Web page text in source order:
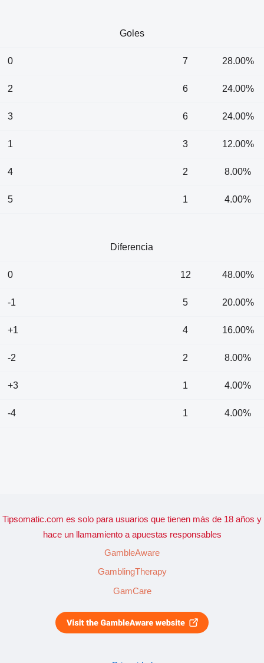
Goles
0 7 28.00%
2 6 24.00%
3 6 24.00%
1 3 12.00%
4 2 8.00%
5 1 4.00%
Diferencia
0 12 48.00%
-1 5 20.00%
+1 4 16.00%
-2 2 8.00%
+3 1 4.00%
-4 1 4.00%
Tipsomatic.com es solo para usuarios que tienen más de 18 años y
hace un llamamiento a apuestas responsables
GambleAware
GamblingTherapy
GamCare